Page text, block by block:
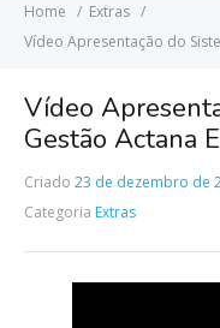
Home
Extras
Vídeo Apresentação do
Vídeo
Gestão Actana
Criado 23 de dezembro de
Categoria Extras